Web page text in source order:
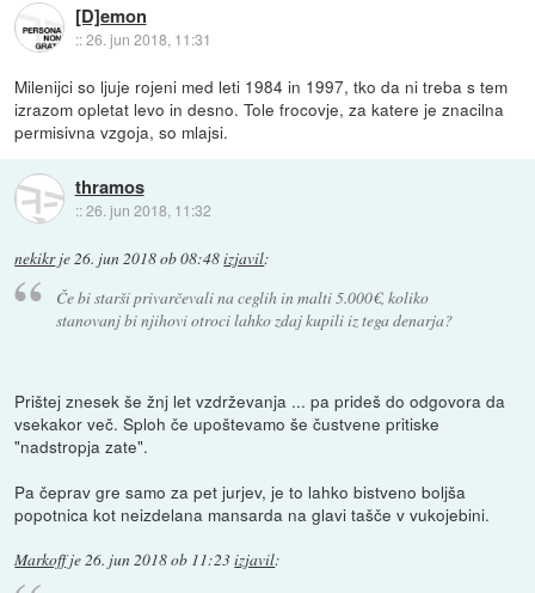
[D]emon
::26. jun 2018, 11:31
Milenijci so ljuje rojeni med leti 1984 in 1997, tko da ni treba s tem
izrazom opletat levo in desno. Tole frocovje, za katere je znacilna
permisivna vzgoja, so mlajsi.
thramos
::26. jun 2018, 11:32
nekikrje 26. jun 2018 ob 08:48izjavil:
Če bi starši privarčevali na ceglih in malti 5.000€, koliko
stanovanj bi njihovi otroci lahko zdaj kupili iz tega denarja?
Prištej znesek še žnj let vzdrževanja ... pa prideš do odgovora da
vsekakor več. Sploh če upoštevamo še čustvene pritiske
"nadstropja zate".
Pa čeprav gre samo za pet jurjev, je to lahko bistveno boljša
popotnica kot neizdelana mansarda na glavi tašče v vukojebini.
Markoffje26. jun 2018 ob 11:23izjavil: